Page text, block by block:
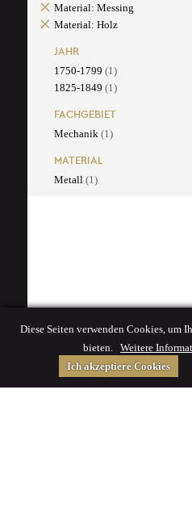
Material: Messing
Material: Holz
JAHR
1750-1799 (1)
1825-1849 (1)
FACHGEBIET
Mechanik (1)
MATERIAL
Metall (1)
Diese Seiten verwenden Cookies, um
bieten. Weitere
Ich akzeptiere Cookies